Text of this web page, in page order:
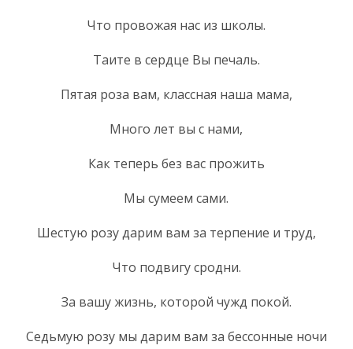
Что провожая нас из школы.
Таите в сердце Вы печаль.
Пятая роза вам, классная наша мама,
Много лет вы с нами,
Как теперь без вас прожить
Мы сумеем сами.
Шестую розу дарим вам за терпение и труд,
Что подвигу сродни.
За вашу жизнь, которой чужд покой.
Седьмую розу мы дарим вам за бессонные ночи